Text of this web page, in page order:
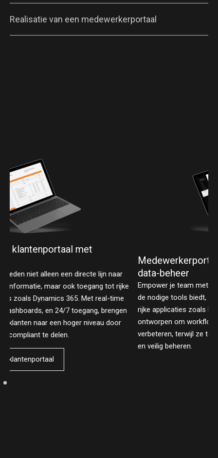
Realisatie van een medewerkerportaal
Medewerkerportaal voor productiviteit en
data-beheer
Empower je team met een medewerkerportaal die niet alleen
de nodige tools biedt, maar ook naadloze integratie met data-
rijke applicaties zoals Dynamics 365. Onze portals zijn
ontworpen om workflows te stroomlijnen en communicatie te
verbeteren, terwijl ze tegelijkertijd omvangrijke data efficiënt
en veilig beheren.